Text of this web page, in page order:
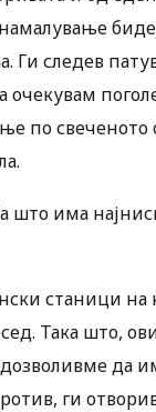
следев
очекувам
по
што има
станици
Така што,
да
ги